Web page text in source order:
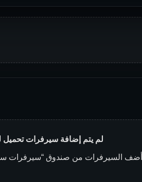
لم يتم إضافة سيرفرات تحميل
أضف السيرفرات من صندوق “سيرفرات